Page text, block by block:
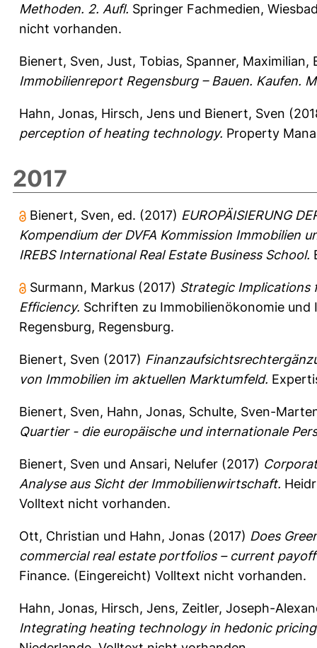
Methoden. 2. Aufl. Springer Fachmedien,
nicht vorhanden.
Bienert, Sven, Just, Tobias, Spanner, Maximilian,
Immobilienreport Regensburg – Bauen. Kaufen.
Hahn, Jonas, Hirsch, Jens und Bienert, Sven
perception of heating technology. Property
2017
Bienert, Sven, ed. (2017) EUROPÄISIERUNG
Kompendium der DVFA Kommission Immobilien
IREBS International Real Estate Business School.
Surmann, Markus (2017) Strategic Implications
Efficiency. Schriften zu Immobilienökonomie und
Regensburg, Regensburg.
Bienert, Sven (2017)
von Immobilien im aktuellen Marktumfeld.
Bienert, Sven, Hahn, Jonas, Schulte, Sven-
Quartier - die europäische und internationale
Bienert, Sven und Ansari, Nelufer (2017)
Analyse aus Sicht der Immobilienwirtschaft.
Volltext nicht vorhanden.
Ott, Christian und Hahn, Jonas (2017) Does
commercial real estate portfolios – current
Finance. (Eingereicht) Volltext nicht vorhanden.
Hahn, Jonas, Hirsch, Jens, Zeitler, Joseph-
Integrating heating technology in hedonic